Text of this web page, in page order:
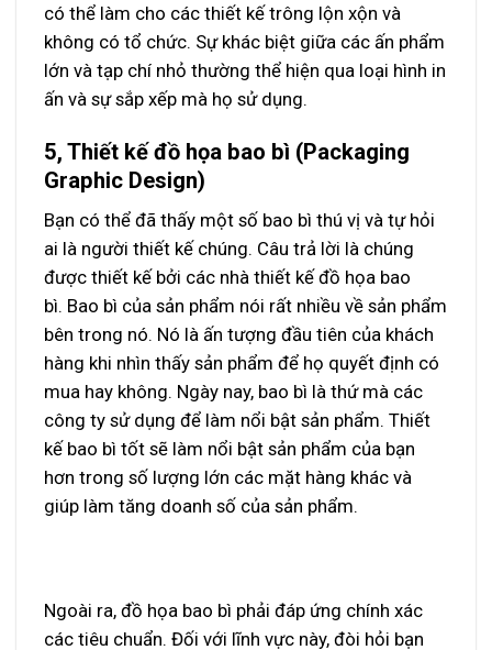
có thể làm cho các thiết kế trông lộn xộn và
không có tổ chức. Sự khác biệt giữa các ấn phẩm
lớn và tạp chí nhỏ thường thể hiện qua loại hình in
ấn và sự sắp xếp mà họ sử dụng.
5, Thiết kế đồ họa bao bì (Packaging
Graphic Design)
Bạn có thể đã thấy một số bao bì thú vị và tự hỏi
ai là người thiết kế chúng. Câu trả lời là chúng
được thiết kế bởi các nhà thiết kế đồ họa bao
bì. Bao bì của sản phẩm nói rất nhiều về sản phẩm
bên trong nó. Nó là ấn tượng đầu tiên của khách
hàng khi nhìn thấy sản phẩm để họ quyết định có
mua hay không. Ngày nay, bao bì là thứ mà các
công ty sử dụng để làm nổi bật sản phẩm.Thiết
kế bao bì tốt sẽ làm nổi bật sản phẩm của bạn
hơn trong số lượng lớn các mặt hàng khác và
giúp làm tăng doanh số của sản phẩm.
Ngoài ra, đồ họa bao bì phải đáp ứng chính xác
các tiêu chuẩn. Đối với lĩnh vực này, đòi hỏi bạn